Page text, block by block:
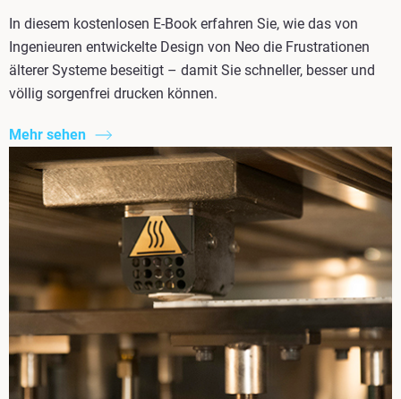
In diesem kostenlosen E-Book erfahren Sie, wie das von
Ingenieuren entwickelte Design von Neo die Frustrationen
älterer Systeme beseitigt – damit Sie schneller, besser und
völlig sorgenfrei drucken können.
Mehr sehen